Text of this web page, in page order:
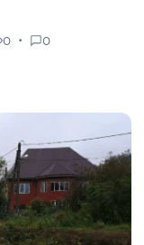
0 0